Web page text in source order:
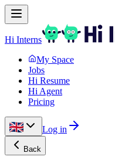
Hi Interns
My Space
Jobs
Hi Resume
Hi Agent
Pricing
Log in
Back